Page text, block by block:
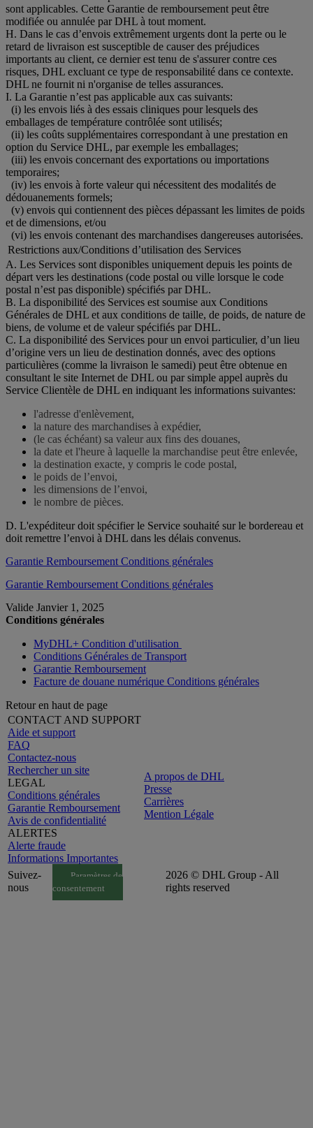
sont applicables. Cette Garantie de remboursement peut être
modifiée ou annulée par DHL à tout moment.
H. Dans le cas d’envois extrêmement urgents dont la perte ou le
retard de livraison est susceptible de causer des préjudices
importants au client, ce dernier est tenu de s'assurer contre ces
risques, DHL excluant ce type de responsabilité dans ce contexte.
DHL ne fournit ni n'organise de telles assurances.
I. La Garantie n’est pas applicable aux cas suivants:
(i) les envois liés à des essais cliniques pour lesquels des
emballages de température contrôlée sont utilisés;
(ii) les coûts supplémentaires correspondant à une prestation en
option du Service DHL, par exemple les emballages;
(iii) les envois concernant des exportations ou importations
temporaires;
(iv) les envois à forte valeur qui nécessitent des modalités de
dédouanements formels;
(v) envois qui contiennent des pièces dépassant les limites de poids
et de dimensions, et/ou
(vi) les envois contenant des marchandises dangereuses autorisées.
Restrictions aux/Conditions d’utilisation des Services
A. Les Services sont disponibles uniquement depuis les points de
départ vers les destinations (code postal ou ville lorsque le code
postal n’est pas disponible) spécifiés par DHL.
B. La disponibilité des Services est soumise aux Conditions
Générales de DHL et aux conditions de taille, de poids, de nature de
biens, de volume et de valeur spécifiés par DHL.
C. La disponibilité des Services pour un envoi particulier, d’un lieu
d’origine vers un lieu de destination donnés, avec des options
particulières (comme la livraison le samedi) peut être obtenue en
consultant le site Internet de DHL ou par simple appel auprès du
Service Clientèle de DHL en indiquant les informations suivantes:
l'adresse d'enlèvement,
la nature des marchandises à expédier,
(le cas échéant) sa valeur aux fins des douanes,
la date et l'heure à laquelle la marchandise peut être enlevée,
la destination exacte, y compris le code postal,
le poids de l’envoi,
les dimensions de l’envoi,
le nombre de pièces.
D. L'expéditeur doit spécifier le Service souhaité sur le bordereau et
doit remettre l’envoi à DHL dans les délais convenus.
Garantie Remboursement Conditions générales
Garantie Remboursement Conditions générales
Valide Janvier 1, 2025
Conditions générales
MyDHL+ Condition d'utilisation
Conditions Générales de Transport
Garantie Remboursement
Facture de douane numérique Conditions générales
Retour en haut de page
CONTACT AND SUPPORT
Aide et support
FAQ
Contactez-nous
Rechercher un site
LEGAL
Conditions générales
Garantie Remboursement
Avis de confidentialité
ALERTES
Alerte fraude
Informations Importantes
A propos de DHL
Presse
Carrières
Mention Légale
Suivez-
nous
Paramètres de
consentement
2026 © DHL Group - All
rights reserved